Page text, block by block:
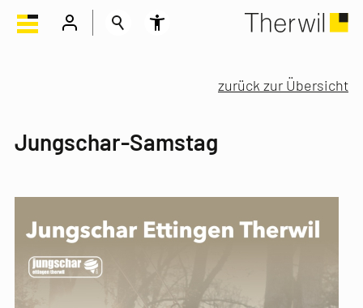
zurück zur Übersicht
Jungschar-Samstag